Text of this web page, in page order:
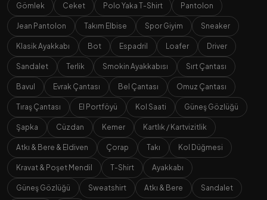
Gömlek Ceket Polo Yaka T-Shirt Pantolon
Jean Pantolon Takım Elbise Spor Giyim Sneaker
Klasik Ayakkabı Bot Espadril Loafer Driver
Sandalet Terlik Smokin Ayakkabısı Sırt Çantası
Bavul Evrak Çantası Bel Çantası Omuz Çantası
Tıraş Çantası El Portföyü Kol Saati Güneş Gözlüğü
Şapka Cüzdan Kemer Kartlık / Kartvizitlik
Atkı & Bere & Eldiven Çorap Takı Kol Düğmesi
Kravat & Poşet Mendil T-Shirt Ayakkabı
Güneş Gözlüğü Sweatshirt Atkı & Bere Sandalet